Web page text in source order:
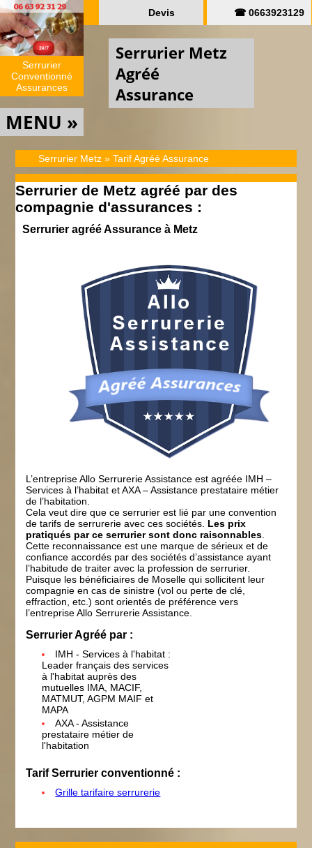
Serrurier
Conventionné
Assurances
Serrurier Metz
Agréé
Assurance
Devis ☎ 0663923129
MENU »
Serrurier Metz »Tarif Agréé Assurance
Serrurier de Metz agréé par des
compagnie d'assurances :
Serrurier agréé Assurance à Metz
L’entreprise Allo Serrurerie Assistance est agréée IMH –
Services à l’habitat et AXA – Assistance prestataire métier
de l’habitation.
Cela veut dire que ce serrurier est lié par une convention
de tarifs de serrurerie avec ces sociétés. Les prix
pratiqués par ce serrurier sont donc raisonnables
Cette reconnaissance est une marque de sérieux et de
confiance accordés par des sociétés d’assistance ayant
l’habitude de traiter avec la profession de serrurier.
Puisque les bénéficiaires de Moselle qui sollicitent leur
compagnie en cas de sinistre (vol ou perte de clé,
effraction, etc.) sont orientés de préférence vers
l’entreprise Allo Serrurerie Assistance.
Serrurier Agréé par :
IMH - Services à l'habitat :
Leader français des services
à l'habitat auprès des
mutuelles IMA, MACIF,
MATMUT, AGPM MAIF et
MAPA
AXA - Assistance
prestataire métier de
l'habitation
Tarif Serrurier conventionné :
Grille tarifaire serrurerie